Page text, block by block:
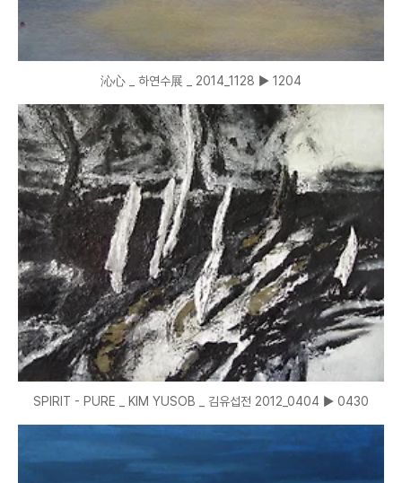
沁心 _ 하연수展 _ 2014_1128 ▶ 1204
SPIRIT - PURE _ KIM YUSOB _ 김유섭전 2012_0404 ▶ 0430